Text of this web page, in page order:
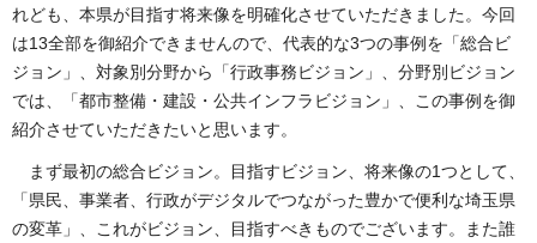
れども、本県が目指す将来像を明確化させていただきました。今回
は13全部を御紹介できませんので、代表的な3つの事例を「総合ビ
ジョン」、対象別分野から「行政事務ビジョン」、分野別ビジョン
では、「都市整備・建設・公共インフラビジョン」、この事例を御
紹介させていただきたいと思います。
まず最初の総合ビジョン。目指すビジョン、将来像の1つとして、
「県民、事業者、行政がデジタルでつながった豊かで便利な埼玉県
の変革」、これがビジョン、目指すべきものでございます。また誰